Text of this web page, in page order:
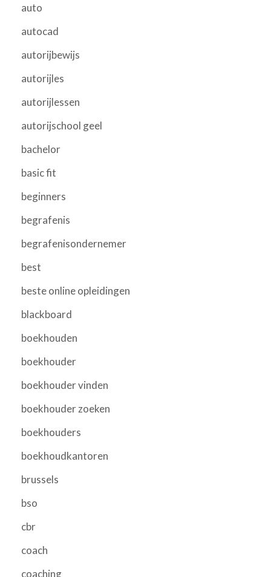
auto
autocad
autorijbewijs
autorijles
autorijlessen
autorijschool geel
bachelor
basic fit
beginners
begrafenis
begrafenisondernemer
best
beste online opleidingen
blackboard
boekhouden
boekhouder
boekhouder vinden
boekhouder zoeken
boekhouders
boekhoudkantoren
brussels
bso
cbr
coach
coaching